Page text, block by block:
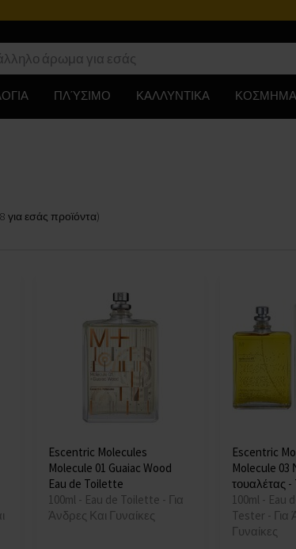
ΠΛΎΣΙΜΟ ΚΑΛΛΥΝΤΙΚΑ
για εσάς προϊόντα)
Escentric Molecules
Molecule 01 Guaiac Wood
Eau de Toilette
100ml - Eau de Toilette - Για
Άνδρες Και Γυναίκες
Escentric
Molecule 03
τουαλέτας
100ml - Eau
Tester - Για
Γυναίκες